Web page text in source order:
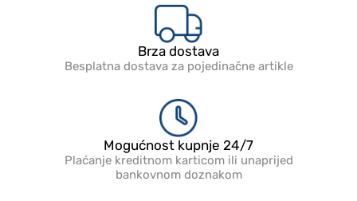
Brza dostava
Besplatna dostava za pojedinačne artikle
Mogućnost kupnje 24/7
Plaćanje kreditnom karticom ili unaprijed
bankovnom doznakom